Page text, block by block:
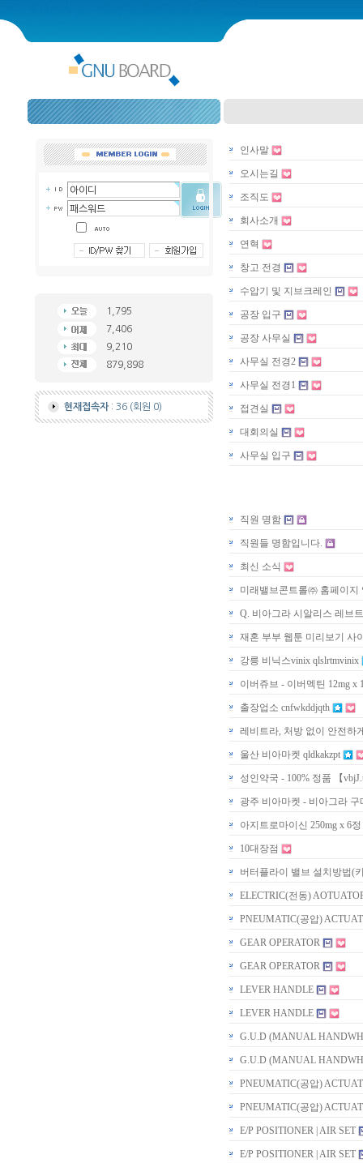
1,795
7,406
9,210
879,898
현재접속자 : 36 (회원 0)
인사말
오시는길
조직도
회사소개
연혁
창고 전경
수압기 및 지브크레인
공장 입구
공장 사무실
사무실 전경2
사무실 전경1
접견실
대회의실
사무실 입구
직원 명함
직원들 명함입니다.
최신 소식
미래밸브콘트롤㈜ 홈페이지
Q. 비아그라 시알리스 레브
재혼 부부 웹툰 미리보기 사
강릉 비닉스vinix qlslrtmvinix
이버쥬브 - 이버멕틴 12mg
출장업소 cnfwkddjqth
레비트라, 처방 없이 안전하
울산 비아마켓 qldkakzpt
성인약국 - 100% 정품 【
광주 비아마켓 - 비아그라
아지트로마이신 250mg x 6
10대장점
버터플라이 밸브 설치방법(
ELECTRIC(전동)
PNEUMATIC(공압)
GEAR OPERATOR
GEAR OPERATOR
LEVER HANDLE
LEVER HANDLE
G.U.D (MANUAL
G.U.D (MANUAL
PNEUMATIC(공압)
PNEUMATIC(공압)
E/P POSITIONER | AIR SET
E/P POSITIONER | AIR SET